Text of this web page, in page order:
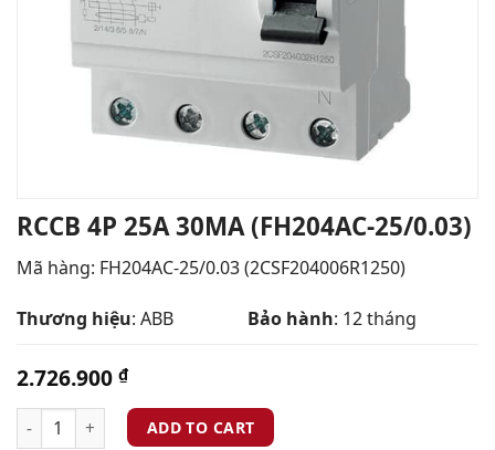
RCCB 4P 25A 30MA (FH204AC-25/0.03)
Mã hàng: FH204AC-25/0.03 (2CSF204006R1250)
Thương hiệu: ABB Bảo hành: 12 tháng
2.726.900 ₫
ADD TO CART